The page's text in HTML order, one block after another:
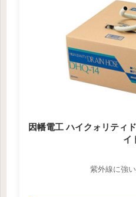
因幡電工 ハイクォリティ
イ
紫外線に強